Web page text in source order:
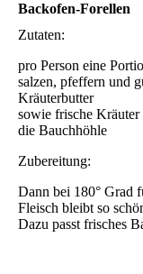
Backofen-Forellen
Zutaten:
pro Person eine
salzen, pfeffern und
Kräuterbutter
sowie frische Kräuter
die Bauchhöhle
Zubereitung:
Dann bei 180° Grad
Fleisch bleibt so
Dazu passt frisches